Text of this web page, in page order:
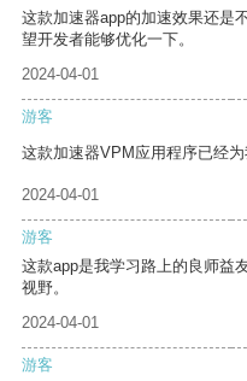
这款加速器app的加速效果还是
望开发者能够优化一下。
2024-04-01
游客
这款加速器VPM应用程序已经
2024-04-01
游客
这款app是我学习路上的良师益
视野。
2024-04-01
游客